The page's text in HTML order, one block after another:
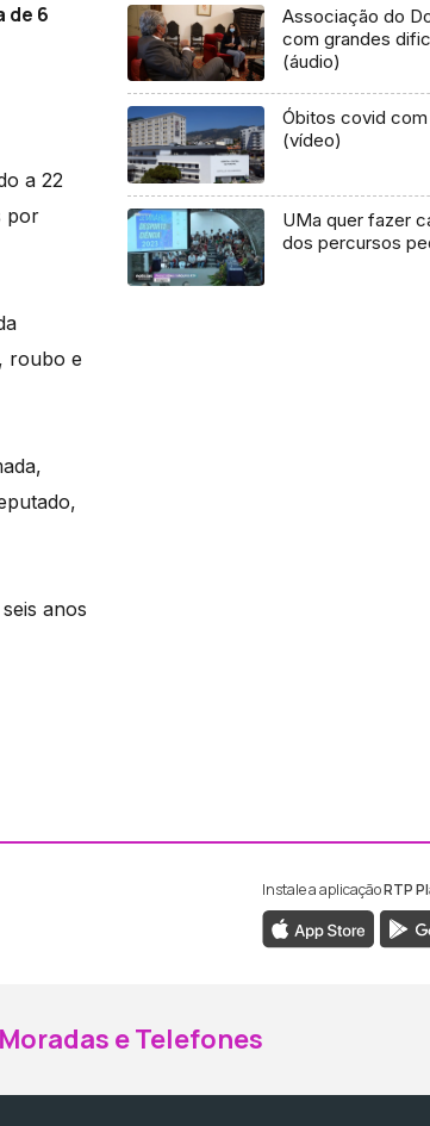
de 6
a 22
por
roubo e
anos
Associação do
com grandes
(áudio)
Óbitos covid
(vídeo)
UMa quer fazer
dos percursos
ao Facebook da RTP Madeira
ao Instagram da RTP
Instale a aplicaçãoRTP
Moradas e Telefones